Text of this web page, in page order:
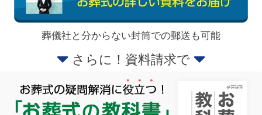
葬儀社と分からない封筒での郵送も可能
さらに！資料請求で